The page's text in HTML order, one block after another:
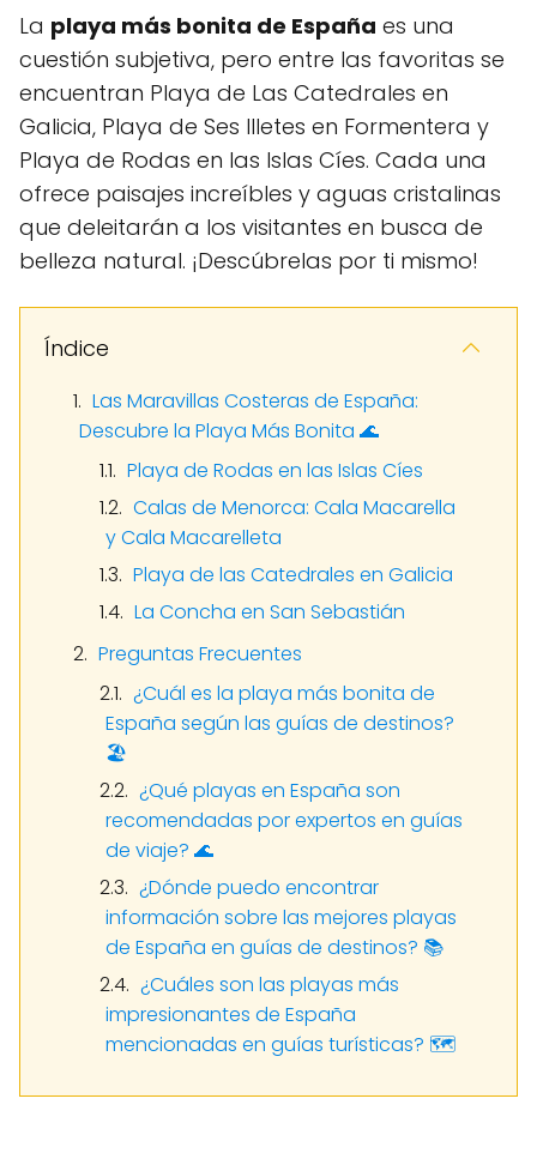
La playa más bonita de España es una
cuestión subjetiva, pero entre las favoritas se
encuentran Playa de Las Catedrales en
Galicia, Playa de Ses Illetes en Formentera y
Playa de Rodas en las Islas Cíes. Cada una
ofrece paisajes increíbles y aguas cristalinas
que deleitarán a los visitantes en busca de
belleza natural. ¡Descúbrelas por ti mismo!
Índice
Las Maravillas Costeras de España:
Descubre la Playa Más Bonita 🌊
Playa de Rodas en las Islas Cíes
Calas de Menorca: Cala Macarella
y Cala Macarelleta
Playa de las Catedrales en Galicia
La Concha en San Sebastián
Preguntas Frecuentes
¿Cuál es la playa más bonita de
España según las guías de destinos?
🏖️
¿Qué playas en España son
recomendadas por expertos en guías
de viaje? 🌊
¿Dónde puedo encontrar
información sobre las mejores playas
de España en guías de destinos? 📚
¿Cuáles son las playas más
impresionantes de España
mencionadas en guías turísticas? 🗺️